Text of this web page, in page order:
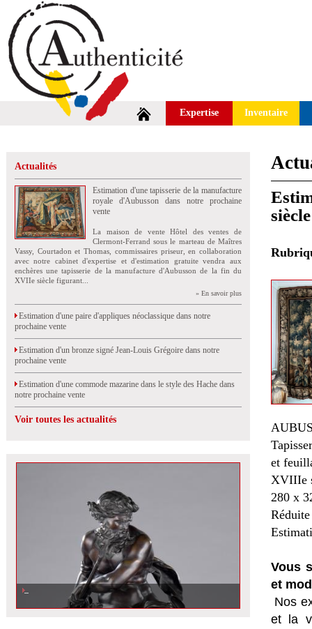
Expertise Inventaire
Actualités
Estimation d'une tapisserie de la manufacture
royale d'Aubusson dans notre prochaine
vente
La maison de vente Hôtel des ventes de
Clermont-Ferrand sous le marteau de Maîtres
Vassy, Courtadon et Thomas, commissaires priseur, en collaboration
avec notre cabinet d'expertise et d'estimation gratuite vendra aux
enchères une tapisserie de la manufacture d'Aubusson de la fin du
XVIIe siècle figurant...
» En savoir plus
Estimation d'une paire d'appliques néoclassique dans notre
prochaine vente
Estimation d'un bronze signé Jean-Louis Grégoire dans notre
prochaine vente
Estimation d'une commode mazarine dans le style des Hache dans
notre prochaine vente
Voir toutes les actualités
et
XVIIIe
280 x
Vous
et
Nos
et la